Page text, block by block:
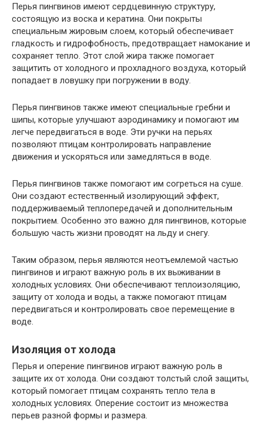
Перья пингвинов имеют сердцевинную структуру,
состоящую из воска и кератина. Они покрыты
специальным жировым слоем, который обеспечивает
гладкость и гидрофобность, предотвращает намокание и
сохраняет тепло. Этот слой жира также помогает
защитить от холодного и прохладного воздуха, который
попадает в ловушку при погружении в воду.
Перья пингвинов также имеют специальные гребни и
шипы, которые улучшают аэродинамику и помогают им
легче передвигаться в воде. Эти ручки на перьях
позволяют птицам контролировать направление
движения и ускоряться или замедляться в воде.
Перья пингвинов также помогают им согреться на суше.
Они создают естественный изолирующий эффект,
поддерживаемый теплопередачей и дополнительным
покрытием. Особенно это важно для пингвинов, которые
большую часть жизни проводят на льду и снегу.
Таким образом, перья являются неотъемлемой частью
пингвинов и играют важную роль в их выживании в
холодных условиях. Они обеспечивают теплоизоляцию,
защиту от холода и воды, а также помогают птицам
передвигаться и контролировать свое перемещение в
воде.
Изоляция от холода
Перья и оперение пингвинов играют важную роль в
защите их от холода. Они создают толстый слой защиты,
который помогает птицам сохранять тепло тела в
холодных условиях. Оперение состоит из множества
перьев разной формы и размера.